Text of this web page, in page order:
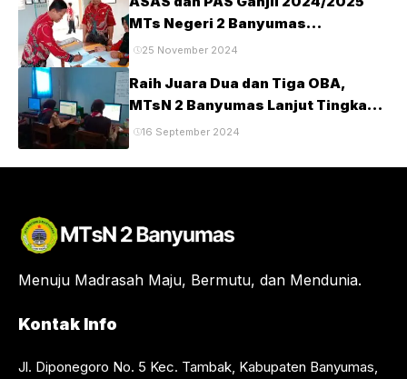
MTs Negeri 2 Banyumas
Berlangsung Tertib dan Lancar
25 November 2024
Raih Juara Dua dan Tiga OBA,
MTsN 2 Banyumas Lanjut Tingkat
Provinsi
16 September 2024
Menuju Madrasah Maju, Bermutu, dan Mendunia.
Kontak Info
Jl. Diponegoro No. 5 Kec. Tambak, Kabupaten Banyumas,